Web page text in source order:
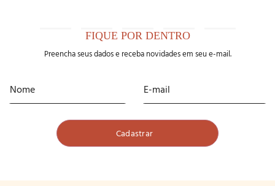
FIQUE POR DENTRO
Preencha seus dados e receba novidades em seu e-mail.